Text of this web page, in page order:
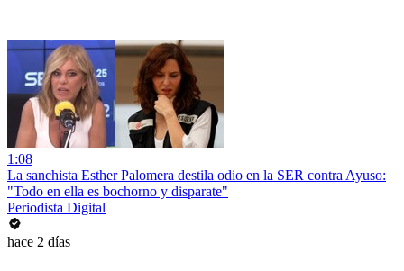
1:08
La sanchista Esther Palomera destila odio en la SER contra Ayuso:
"Todo en ella es bochorno y disparate"
Periodista Digital
hace 2 días